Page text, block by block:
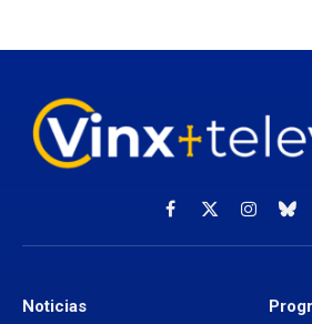
Facebook
X
(Twitter)
Noticias